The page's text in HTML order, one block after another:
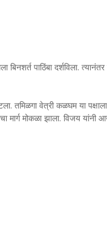
पाठिंबा दर्शविला.
तमिळगा वेत्री कळघम या
मार्ग मोकळा झाला. विजय
"